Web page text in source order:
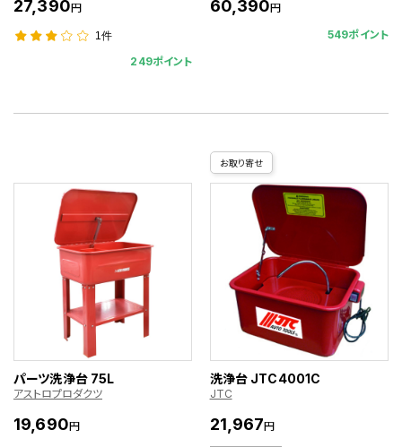
27,390円
1件
249ポイント
60,390円
549ポイント
パーツ洗浄台 75L
アストロプロダクツ
19,690円
お取り寄せ
洗浄台 JTC4001C
JTC
21,967円